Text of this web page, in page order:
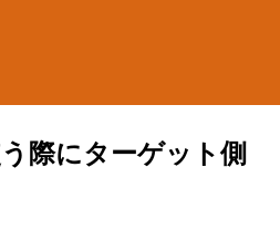
際にターゲット側